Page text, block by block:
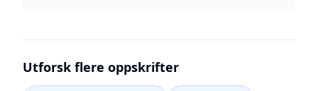
Utforsk flere oppskrifter